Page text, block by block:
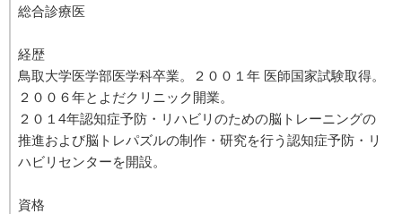
総合診療医
経歴
鳥取大学医学部医学科卒業。２００１年 医師国家試験取得。
２００６年とよだクリニック開業。
２０１4年認知症予防・リハビリのための脳トレーニングの
推進および脳トレパズルの制作・研究を行う認知症予防・リ
ハビリセンターを開設。
資格